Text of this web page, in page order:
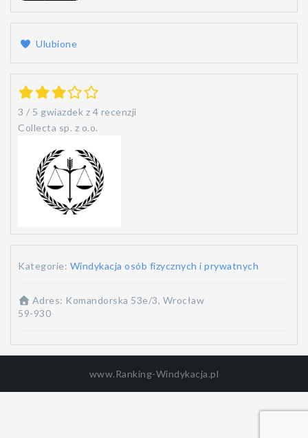
Ulubione
3 / 5 gwiazdek z 4 recenzji
Collecta sp. z o.o.
Kategorie: Windykacja osób fizycznych i prywatnych
Adres: Komandorska 53e/3, Wrocław
59-930
www.Ranking-Windykacja.pl